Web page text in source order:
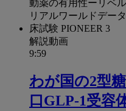
解説動画
9:59
わが国の2型
口GLP-1受容